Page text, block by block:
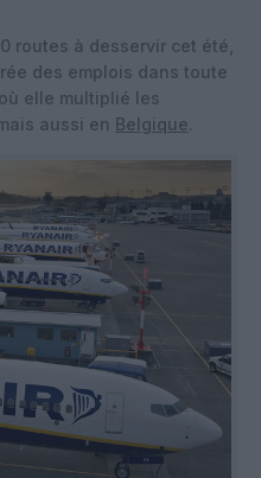
routes à desservir cet été,
des emplois dans toute
où elle multiplié les
aussi en Belgique.